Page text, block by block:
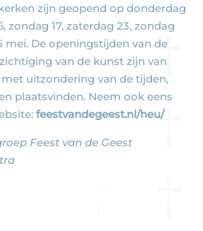
zijn geopend op donderdag
zondag 17, zaterdag 23, zondag
mei. De openingstijden van de
van de kunst zijn van
met uitzondering van de tijden,
plaatsvinden. Neem ook eens
feestvandegeest.nl/heu/
Feest van de Geest